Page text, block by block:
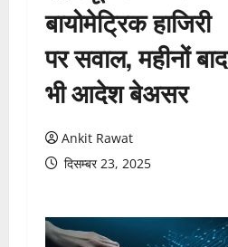
बायोमेट्रिक हाजिरी
पर सवाल, महीनों बाद
भी आदेश बेअसर
Ankit Rawat
दिसम्बर 23, 2025